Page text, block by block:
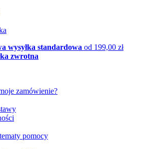
wysyłka standardowa od 199,00 zł
zwrotna
zamówienie?
pomocy